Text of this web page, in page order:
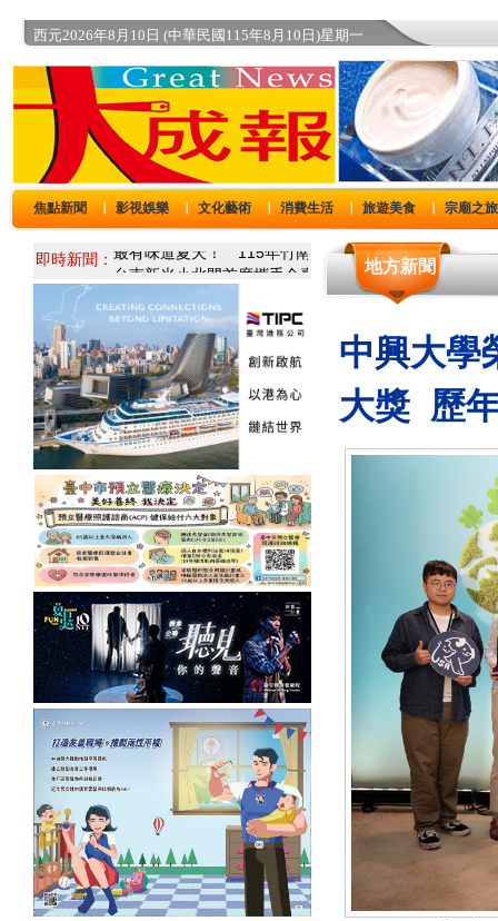
西元2026年8月10日 (中華民國115年8月10日)星期一
焦點新聞 影視娛樂 文化藝術 消費生活 旅遊美食 宗廟之旅
即時新聞： 地方新聞
中興大學
大獎 歷